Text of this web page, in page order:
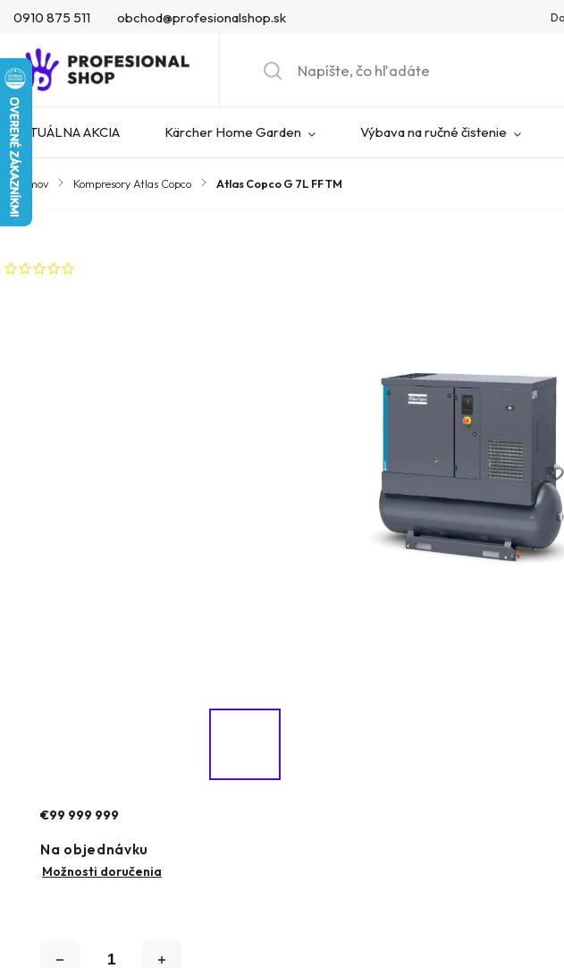
0910 875 511 obchod@profesionalshop.sk
AKTUÁLNA AKCIA Kärcher Home Garden Výbava na ručné čistenie
Domov / Kompresory Atlas Copco / Atlas Copco G 7L FF TM
€99 999 999
Na objednávku
Možnosti doručenia